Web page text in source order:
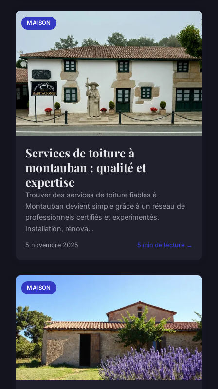
MAISON
Services de toiture à
montauban : qualité et
expertise
Trouver des services de toiture fiables à
Montauban devient simple grâce à un réseau de
professionnels certifiés et expérimentés.
Installation, rénova...
5 novembre 2025 5 min de lecture →
MAISON